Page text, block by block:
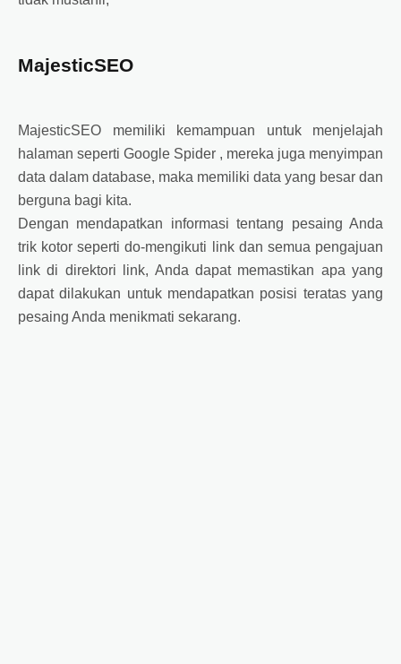
MajesticSEO
MajesticSEO memiliki kemampuan untuk menjelajah
halaman seperti Google Spider , mereka juga menyimpan
data dalam database, maka memiliki data yang besar dan
berguna bagi kita.
Dengan mendapatkan informasi tentang pesaing Anda
trik kotor seperti do-mengikuti link dan semua pengajuan
link di direktori link, Anda dapat memastikan apa yang
dapat dilakukan untuk mendapatkan posisi teratas yang
pesaing Anda menikmati sekarang.